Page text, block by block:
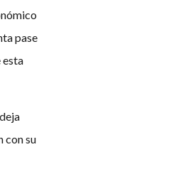
pase
esta
con su